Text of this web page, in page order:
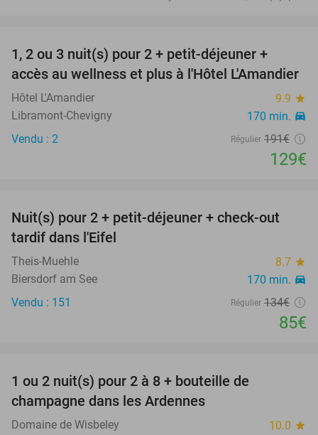
1, 2 ou 3 nuit(s) pour 2 + petit-déjeuner +
accès au wellness et plus à l'Hôtel L'Amandier
Hôtel L'Amandier 9.9 star
Libramont-Chevigny 170 min. directions_car
Vendu : 2 Régulier 191€
129€
37%
Nuit(s) pour 2 + petit-déjeuner + check-out
tardif dans l'Eifel
Theis-Muehle 8.7 star
Biersdorf am See 170 min. directions_car
Vendu : 151 Régulier 134€
85€
1 ou 2 nuit(s) pour 2 à 8 + bouteille de
champagne dans les Ardennes
Domaine de Wisbeley 10.0 star